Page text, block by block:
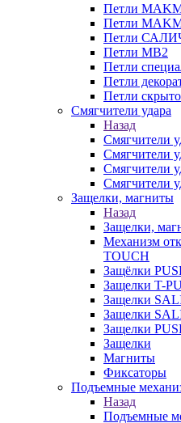
Петли
Петли
Петли
Петли MB2
Петли
Петли
Петли
Смягчители удара
Назад
Смягчители
Смягчители
Смягчители
Cмягчители
Защелки, магниты
Назад
Защелки,
Механизм
TOUCH
Защёлки
Защелки T-
Защелки
Защелки
Защелки
Защелки
Магниты
Фиксаторы
Подъемные
Назад
Подъемные